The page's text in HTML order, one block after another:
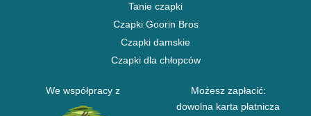
Tanie czapki
Czapki Goorin Bros
Czapki damskie
Czapki dla chłopców
We współpracy z
Możesz zapłacić:
dowolna karta płatnicza